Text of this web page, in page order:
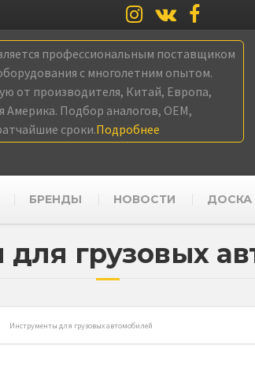
профессиональным поставщиком
с многолетним опытом.
от производителя, Китай, Европа,
Подбор аналогов, OEM,
сроки.Подробнее
БРЕНДЫ НОВОСТИ ДОСКА
грузовых
Инструменты для грузовых автомобилей